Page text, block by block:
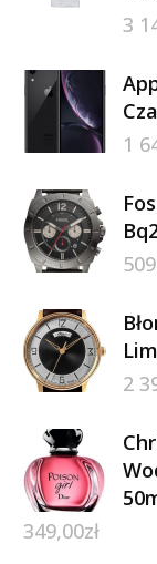
3
1
2
349,00zł